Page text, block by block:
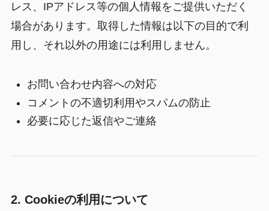
レス、IPアドレス等の個人情報をご提供いただく
場合があります。取得した情報は以下の目的で利
用し、それ以外の用途には利用しません。
お問い合わせ内容への対応
コメントの不適切利用やスパムの防止
必要に応じた返信やご連絡
2. Cookieの利用について